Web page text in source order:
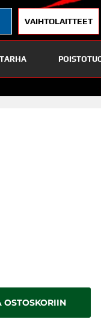
VAIHTOLAITTEET
OSTOSKORIIN